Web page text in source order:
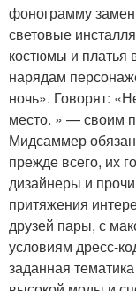
фонограмму
световые
костюмы и платья
нарядам
ночь». Говорят:
место. » — своим
Мидсаммер
прежде всего, их
дизайнеры и
притяжения
друзей пары, с
условиям дресс-
заданная